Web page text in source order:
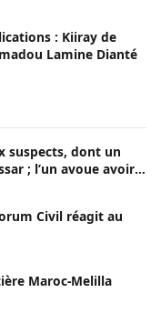
: Kiiray de
Lamine Dianté
suspects, dont un
; l’un avoue avoir
Civil réagit au
Maroc-Melilla